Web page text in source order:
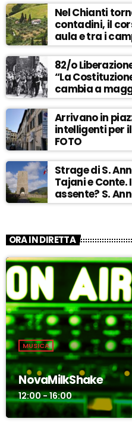
Nel Chianti
contadini, il
aula e tra i
82/o
“La
cambia a
Arrivano in
intelligenti per
FOTO
Strage di S.
Tajani e Conte.
assente? S.
ASCOLTA
ORA IN DIRETTA
MUSICA
NovaMilkShake
12:00 - 16:00